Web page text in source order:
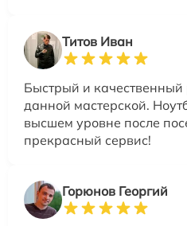
Титов Иван
Быстрый и
данной мастерской.
высшем уровне после
прекрасный сервис!
Горюнов Георгий